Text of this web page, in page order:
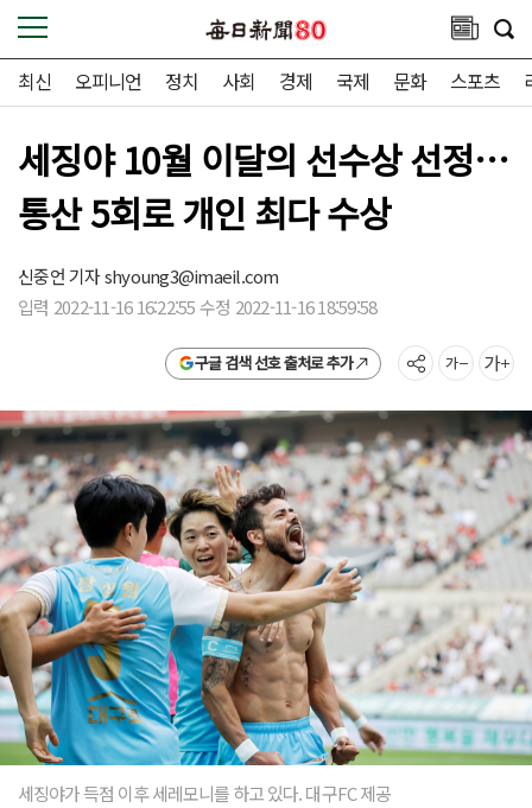
최신 오피니언 정치 사회 경제 국제 문화 스포츠
세징야 10월 이달의 선수상 선정…
통산 5회로 개인 최다 수상
신중언 기자shyoung3@imaeil.com
입력 2022-11-16 16:22:55 수정 2022-11-16 18:59:58
구글 검색 선호 출처로 추가
세징야가 득점 이후 세레모니를 하고 있다. 대구FC 제공